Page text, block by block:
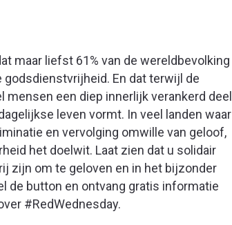
maar liefst 61% van de wereldbevolking
godsdienstvrijheid. En dat terwijl de
een diep innerlijk verankerd deel
leven vormt. In veel landen waar
en vervolging omwille van geloof,
het doelwit. Laat zien dat u solidair
zijn om te geloven en in het bijzonder
de button en ontvang gratis informatie
#RedWednesday.